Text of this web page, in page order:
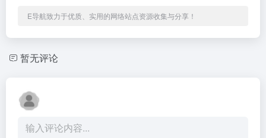
E导航致力于优质、实用的网络站点资源收集与分享！
暂无评论